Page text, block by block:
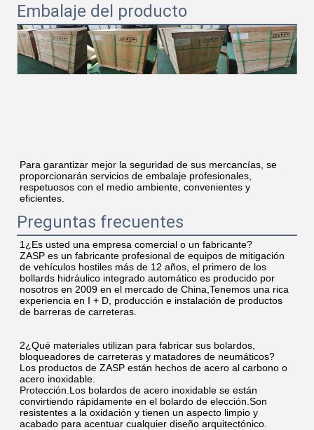
Embalaje del producto
Para garantizar mejor la seguridad de sus mercancías, se
proporcionarán servicios de embalaje profesionales,
respetuosos con el medio ambiente, convenientes y
eficientes.
Preguntas frecuentes
1¿Es usted una empresa comercial o un fabricante?
ZASP es un fabricante profesional de equipos de mitigación
de vehículos hostiles más de 12 años, el primero de los
bollards hidráulico integrado automático es producido por
nosotros en 2009 en el mercado de China,Tenemos una rica
experiencia en I + D, producción e instalación de productos
de barreras de carreteras.
2¿Qué materiales utilizan para fabricar sus bolardos,
bloqueadores de carreteras y matadores de neumáticos?
Los productos de ZASP están hechos de acero al carbono o
acero inoxidable.
Protección.Los bolardos de acero inoxidable se están
convirtiendo rápidamente en el bolardo de elección.Son
resistentes a la oxidación y tienen un aspecto limpio y
acabado para acentuar cualquier diseño arquitectónico.